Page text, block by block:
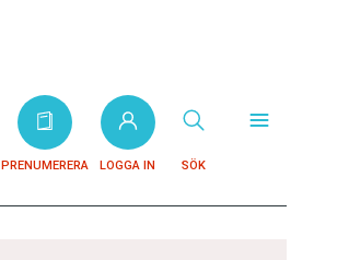
PRENUMERERA LOGGA IN SÖK